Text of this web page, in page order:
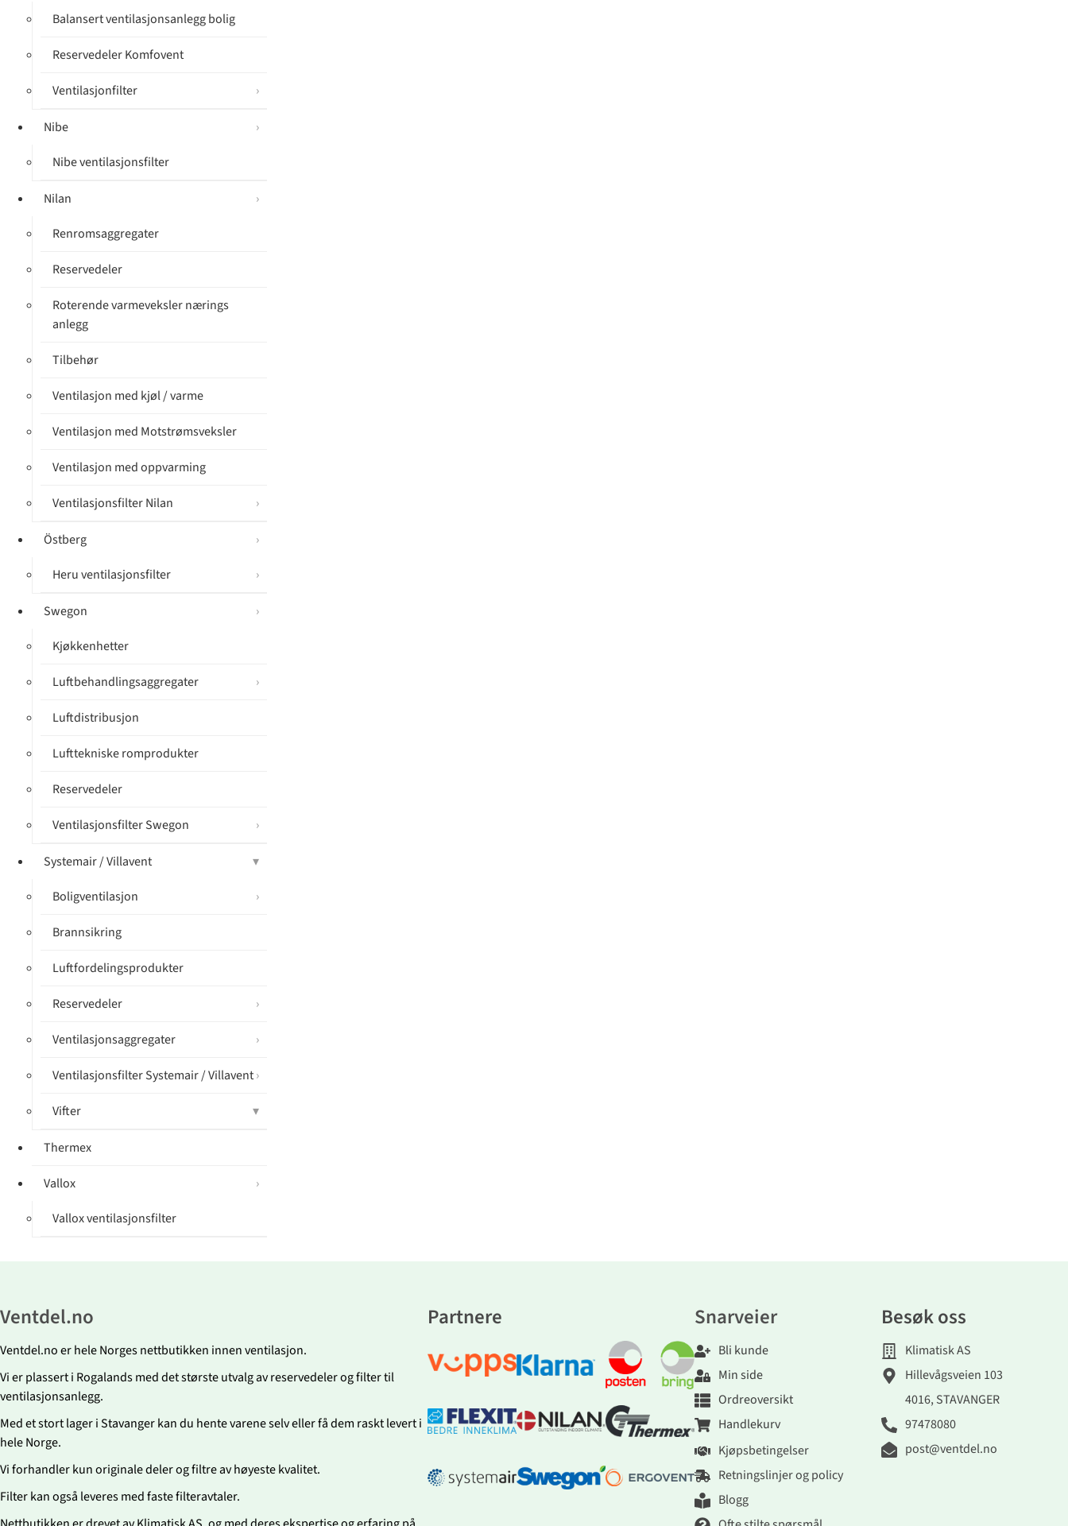
Balansert ventilasjonsanlegg bolig
Reservedeler Komfovent
Ventilasjonfilter
Nibe
Nibe ventilasjonsfilter
Nilan
Renromsaggregater
Reservedeler
Roterende varmeveksler nærings
anlegg
Tilbehør
Ventilasjon med kjøl / varme
Ventilasjon med Motstrømsveksler
Ventilasjon med oppvarming
Ventilasjonsfilter Nilan
Östberg
Heru ventilasjonsfilter
Swegon
Kjøkkenhetter
Luftbehandlingsaggregater
Luftdistribusjon
Lufttekniske romprodukter
Reservedeler
Ventilasjonsfilter Swegon
Systemair / Villavent
Boligventilasjon
Brannsikring
Luftfordelingsprodukter
Reservedeler
Ventilasjonsaggregater
Ventilasjonsfilter Systemair / Villavent
Vifter
Thermex
Vallox
Vallox ventilasjonsfilter
Ventdel.no
Ventdel.no er hele Norges nettbutikken innen ventilasjon.
Vi er plassert i Rogalands med det største utvalg av reservedeler og filter til
ventilasjonsanlegg.
Med et stort lager i Stavanger kan du hente varene selv eller få dem raskt levert i
hele Norge.
Vi forhandler kun originale deler og filtre av høyeste kvalitet.
Filter kan også leveres med faste filteravtaler.
Partnere Snarveier
Bli kunde
Min side
Ordreoversikt
Handlekurv
Kjøpsbetingelser
Retningslinjer og policy
Blogg
Besøk oss
Klimatisk AS
Hillevågsveien 103
4016, STAVANGER
97478080
post@ventdel.no